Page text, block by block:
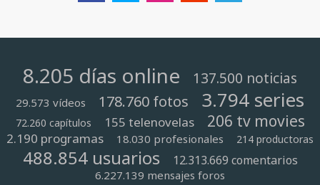
8.205 días online 137.500 noticias
29.573 vídeos 178.760 fotos 3.794 series
72.260 capítulos 155 telenovelas 206 tv movies
2.190 programas 18.030 profesionales 214 productoras
488.854 usuarios 12.313.669 comentarios
6.227.139 mensajes foros